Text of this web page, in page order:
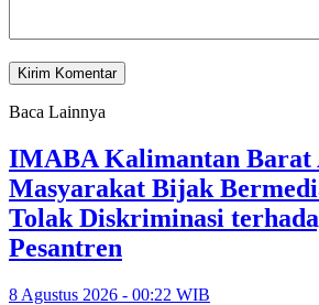
Baca Lainnya
IMABA Kalimantan Barat
Masyarakat Bijak
Tolak Diskriminasi
Pesantren
8 Agustus 2026 - 00:22 WIB